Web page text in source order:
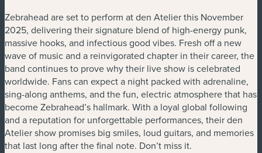
Zebrahead are set to perform at den Atelier this November
2025, delivering their signature blend of high-energy punk,
massive hooks, and infectious good vibes. Fresh off a new
wave of music and a reinvigorated chapter in their career, the
band continues to prove why their live show is celebrated
worldwide. Fans can expect a night packed with adrenaline,
sing-along anthems, and the fun, electric atmosphere that has
become Zebrahead’s hallmark. With a loyal global following
and a reputation for unforgettable performances, their den
Atelier show promises big smiles, loud guitars, and memories
that last long after the final note. Don’t miss it.